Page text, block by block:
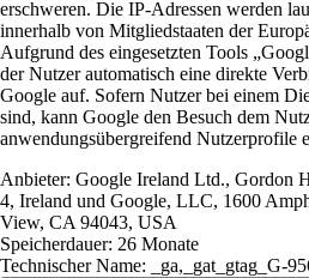
erschweren. Die IP-Adressen werden
innerhalb von Mitgliedstaaten der
Aufgrund des eingesetzten Tools
der Nutzer automatisch eine direkte
Google auf. Sofern Nutzer bei einem
sind, kann Google den Besuch dem
anwendungsübergreifend Nutzerprofile
Anbieter: Google Ireland Ltd., Gordon
4, Ireland und Google, LLC, 1600
View, CA 94043, USA
Speicherdauer: 26 Monate
Technischer Name: _ga,_gat_gtag_G-